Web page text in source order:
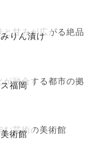
りん漬け
と甘みが広がる絶品
福岡
が融合する都市の拠
術館
む芸術の美術館